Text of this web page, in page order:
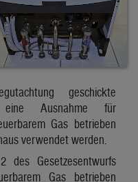
geschickte
eine Ausnahme für
Gas betrieben
verwendet werden.
des Gesetzesentwurfs
Gas betrieben